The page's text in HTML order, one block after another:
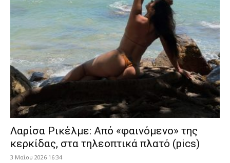
Λαρίσα Ρικέλμε: Από «φαινόμενο» της
κερκίδας, στα τηλεοπτικά πλατό (pics)
3 Μαΐου 2026 16:34